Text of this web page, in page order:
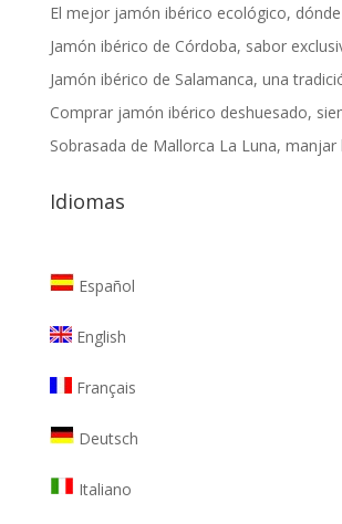
El mejor jamón ibérico ecológico,
Jamón ibérico de Córdoba, sabor
Jamón ibérico de Salamanca, una
Comprar jamón ibérico deshuesado,
Sobrasada de Mallorca La Luna, manjar
Idiomas
Español
English
Français
Deutsch
Italiano